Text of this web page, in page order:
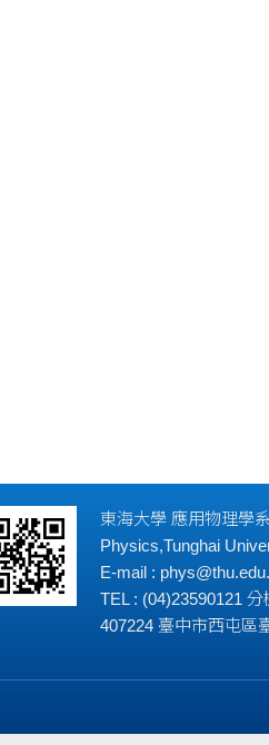
東海大學 應用物理學
Physics,Tunghai
E-mail :
TEL : (04)23590121 分
407224 臺中市西屯區